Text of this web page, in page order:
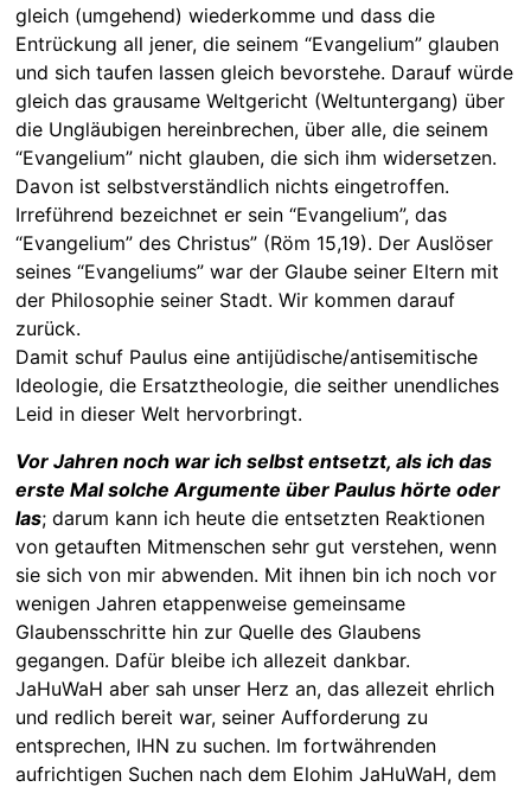
gleich (umgehend) wiederkomme und dass die
Entrückung all jener, die seinem “Evangelium” glauben
und sich taufen lassen gleich bevorstehe. Darauf würde
gleich das grausame Weltgericht (Weltuntergang) über
die Ungläubigen hereinbrechen, über alle, die seinem
“Evangelium” nicht glauben, die sich ihm widersetzen.
Davon ist selbstverständlich nichts eingetroffen.
Irreführend bezeichnet er sein “Evangelium”, das
“Evangelium” des Christus” (Röm 15,19). Der Auslöser
seines “Evangeliums” war der Glaube seiner Eltern mit
der Philosophie seiner Stadt. Wir kommen darauf
zurück.
Damit schuf Paulus eine antijüdische/antisemitische
Ideologie, die Ersatztheologie, die seither unendliches
Leid in dieser Welt hervorbringt.
Vor Jahren noch war ich selbst entsetzt, als ich das
erste Mal solche Argumente über Paulus hörte oder
las; darum kann ich heute die entsetzten Reaktionen
von getauften Mitmenschen sehr gut verstehen, wenn
sie sich von mir abwenden. Mit ihnen bin ich noch vor
wenigen Jahren etappenweise gemeinsame
Glaubensschritte hin zur Quelle des Glaubens
gegangen. Dafür bleibe ich allezeit dankbar.
JaHuWaH aber sah unser Herz an, das allezeit ehrlich
und redlich bereit war, seiner Aufforderung zu
entsprechen, IHN zu suchen. Im fortwährenden
aufrichtigen Suchen nach dem Elohim JaHuWaH, dem